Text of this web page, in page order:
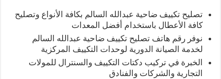
تصليح تكييف ضاحية عبدالله السالم بكافة الأنواع وتصليح
كافة الأعطال باستخدام أفضل المعدات
نوفر رقم هاتف تصليح تكييف ضاحية عبدالله السالم
لخدمة الصيانة الدورية لوحدات التكييف المركزية
الخبرة في تركيب دكتات التكييف والسنترال للمولات
التجارية والشركات والفنادق